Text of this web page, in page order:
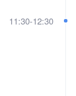
11:30-12:30